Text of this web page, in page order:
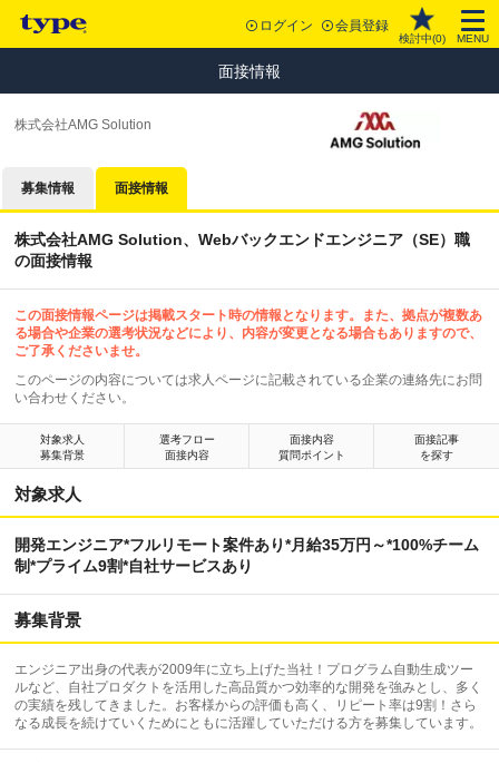
ログイン 会員登録
検討中(0) MENU
面接情報
株式会社AMG Solution
募集情報 面接情報
株式会社AMG Solution、Webバックエンドエンジニア（SE）職
の面接情報
この面接情報ページは掲載スタート時の情報となります。また、拠点が複数あ
る場合や企業の選考状況などにより、内容が変更となる場合もありますので、
ご了承くださいませ。
このページの内容については求人ページに記載されている企業の連絡先にお問
い合わせください。
対象求人
募集背景
選考フロー
面接内容
面接内容
質問ポイント
面接記事
を探す
対象求人
開発エンジニア*フルリモート案件あり*月給35万円～*100%チーム
制*プライム9割*自社サービスあり
募集背景
エンジニア出身の代表が2009年に立ち上げた当社！プログラム自動生成ツー
ルなど、自社プロダクトを活用した高品質かつ効率的な開発を強みとし、多く
の実績を残してきました。お客様からの評価も高く、リピート率は9割！さら
なる成長を続けていくためにともに活躍していただける方を募集しています。